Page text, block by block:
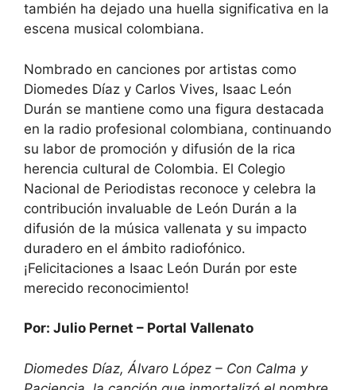
también ha dejado una huella significativa en la
escena musical colombiana.
Nombrado en canciones por artistas como
Diomedes Díaz y Carlos Vives, Isaac León
Durán se mantiene como una figura destacada
en la radio profesional colombiana, continuando
su labor de promoción y difusión de la rica
herencia cultural de Colombia. El Colegio
Nacional de Periodistas reconoce y celebra la
contribución invaluable de León Durán a la
difusión de la música vallenata y su impacto
duradero en el ámbito radiofónico.
¡Felicitaciones a Isaac León Durán por este
merecido reconocimiento!
Por: Julio Pernet – Portal Vallenato
Diomedes Díaz, Álvaro López – Con Calma y